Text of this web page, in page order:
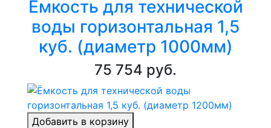
Ёмкость для технической
воды горизонтальная 1,5
куб. (диаметр 1000мм)
75 754 руб.
Добавить в корзину